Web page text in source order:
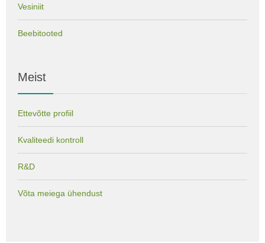
Vesiniit
Beebitooted
Meist
Ettevõtte profiil
Kvaliteedi kontroll
R&D
Võta meiega ühendust